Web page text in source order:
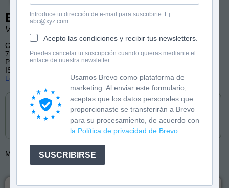
Introduce tu dirección de e-mail para suscribirte. Ej.:
abc@xyz.com
Acepto las condiciones y recibir tus newsletters.
Puedes cancelar tu suscripción cuando quieras mediante el
enlace de nuestra newsletter.
Usamos Brevo como plataforma de
marketing. Al enviar este formulario,
aceptas que los datos personales que
proporcionaste se transferirán a Brevo
para su procesamiento, de acuerdo con
la Política de privacidad de Brevo.
SUSCRIBIRSE
El gran libro de los colegios
Violeta Cano
Conocimiento
72 páginas, color
Publicado en castellano y catalán por Inuk Books
ISBN: 9788416774982
Lee las primeras páginas
Cómpralo en
Más de: Violeta Cano